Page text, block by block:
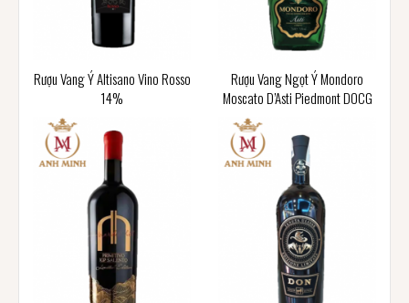
Rượu Vang Ý Altisano Vino Rosso
14%
Rượu Vang Ngọt Ý Mondoro
Moscato D’Asti Piedmont DOCG